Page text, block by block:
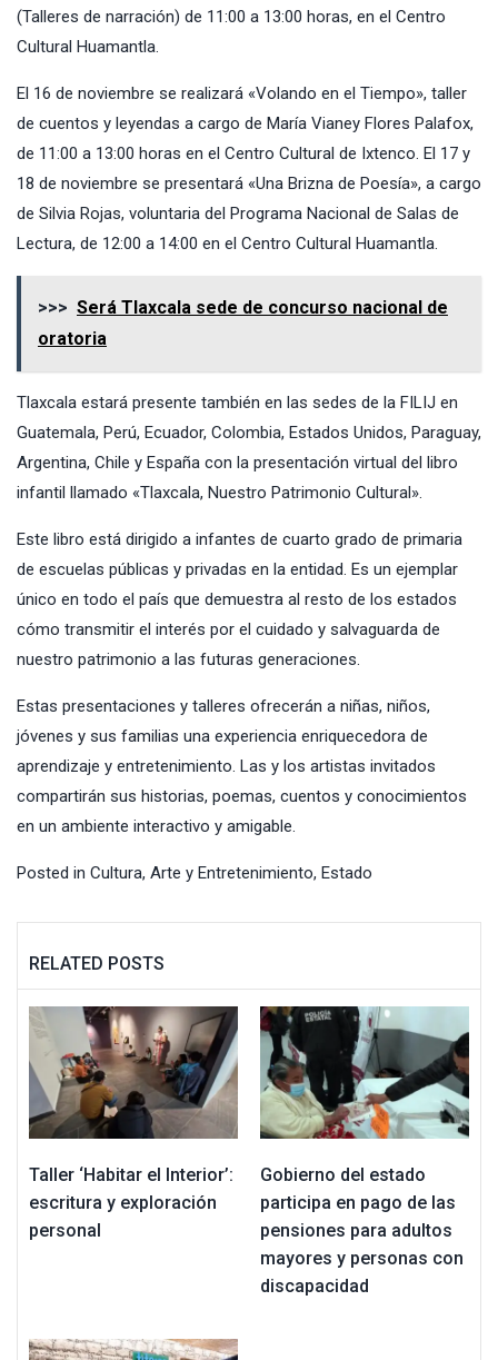
(Talleres de narración) de 11:00 a 13:00 horas, en el Centro
Cultural Huamantla.
El 16 de noviembre se realizará «Volando en el Tiempo», taller
de cuentos y leyendas a cargo de María Vianey Flores Palafox,
de 11:00 a 13:00 horas en el Centro Cultural de Ixtenco. El 17 y
18 de noviembre se presentará «Una Brizna de Poesía», a cargo
de Silvia Rojas, voluntaria del Programa Nacional de Salas de
Lectura, de 12:00 a 14:00 en el Centro Cultural Huamantla.
>>> Será Tlaxcala sede de concurso nacional de
oratoria
Tlaxcala estará presente también en las sedes de la FILIJ en
Guatemala, Perú, Ecuador, Colombia, Estados Unidos, Paraguay,
Argentina, Chile y España con la presentación virtual del libro
infantil llamado «Tlaxcala, Nuestro Patrimonio Cultural».
Este libro está dirigido a infantes de cuarto grado de primaria
de escuelas públicas y privadas en la entidad. Es un ejemplar
único en todo el país que demuestra al resto de los estados
cómo transmitir el interés por el cuidado y salvaguarda de
nuestro patrimonio a las futuras generaciones.
Estas presentaciones y talleres ofrecerán a niñas, niños,
jóvenes y sus familias una experiencia enriquecedora de
aprendizaje y entretenimiento. Las y los artistas invitados
compartirán sus historias, poemas, cuentos y conocimientos
en un ambiente interactivo y amigable.
Posted in Cultura, Arte y Entretenimiento, Estado
RELATED POSTS
Taller ‘Habitar el Interior’:
escritura y exploración
personal
Gobierno del estado
participa en pago de las
pensiones para adultos
mayores y personas con
discapacidad